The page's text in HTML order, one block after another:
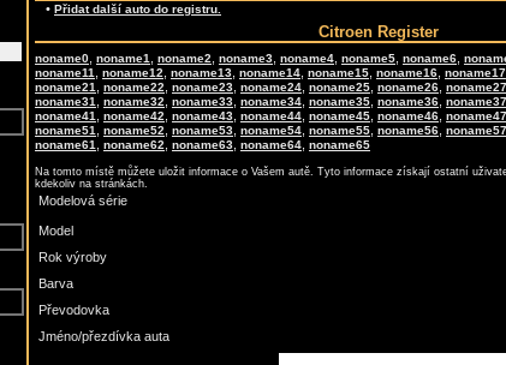
• Přidat další auto do registru.
Citroen Register
noname0 noname1 noname2 noname3 noname4 noname5 noname6
noname11 noname12 noname13 noname14 noname15 noname16 noname17
noname21 noname22 noname23 noname24 noname25 noname26 noname27
noname31 noname32 noname33 noname34 noname35 noname36 noname37
noname41 noname42 noname43 noname44 noname45 noname46 noname47
noname51 noname52 noname53 noname54 noname55 noname56 noname57
noname61 noname62 noname63 noname64 noname65
Na tomto místě můžete uložit informace o Vašem autě. Tyto informace získají ostatní
kdekoliv na stránkách.
Modelová série
Model
Rok výroby
Barva
Převodovka
Jméno/přezdívka auta